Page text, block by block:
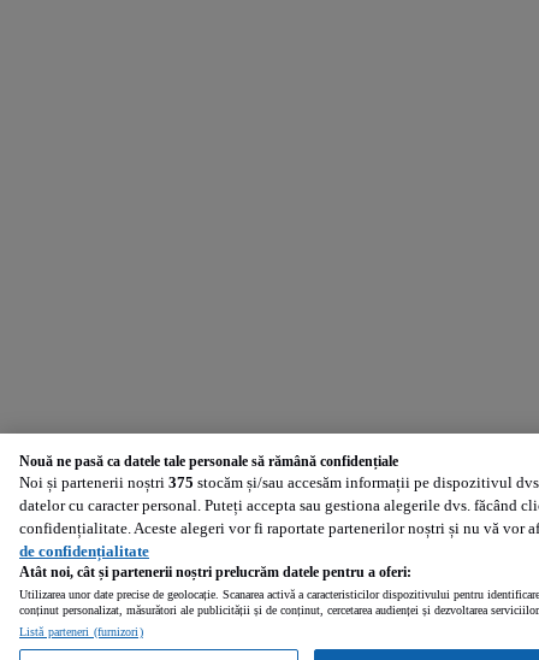
Nouă ne pasă ca datele tale personale să rămână confidențiale
Noi și partenerii noștri 375 stocăm și/sau accesăm informații pe dispozitivul
datelor cu caracter personal. Puteți accepta sau gestiona alegerile dvs. făcând
confidențialitate. Aceste alegeri vor fi raportate partenerilor noștri și nu vă vor
de confidențialitate
Atât noi, cât și partenerii noștri prelucrăm datele pentru a oferi:
Utilizarea unor date precise de geolocație. Scanarea activă a caracteristicilor dispozitivului pentru
conținut personalizat, măsurători ale publicității și de conținut, cercetarea audienței și dezvoltarea
Listă parteneri (furnizori)